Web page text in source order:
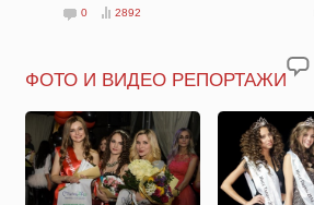
0 2892
ФОТО И ВИДЕО РЕПОРТАЖИ